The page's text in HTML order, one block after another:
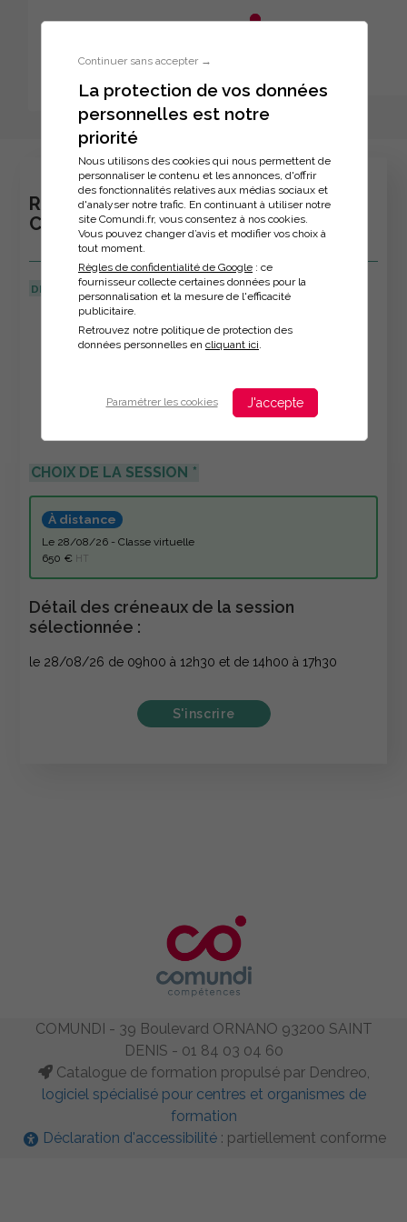
Continuer sans accepter →
La protection de vos données
personnelles est notre
priorité
Nous utilisons des cookies qui nous permettent de
personnaliser le contenu et les annonces, d'offrir
des fonctionnalités relatives aux médias sociaux et
d'analyser notre trafic. En continuant à utiliser notre
site Comundi.fr, vous consentez à nos cookies.
Vous pouvez changer d’avis et modifier vos choix à
tout moment.
Règles de confidentialité de Google : ce
fournisseur collecte certaines données pour la
personnalisation et la mesure de l'efficacité
publicitaire.
Retrouvez notre politique de protection des
données personnelles en cliquant ici
Paramétrer les cookies J'accepte
Inscription à la formation
REHABILITER LA SENSIBILITE COMME
COMPETENCE MANAGERIALE
DERNIÈRE MISE À JOUR :09/04/2026
Veuillez décrire votre situation
CHOIX DE LA SESSION
À distance
le 28/08/26 - Classe virtuelle
650 € HT
Détail des créneaux de la session
sélectionnée :
le 28/08/26 de 09h00 à 12h30 et de 14h00 à 17h30
S'inscrire
COMUNDI - 39 Boulevard ORNANO 93200 SAINT
DENIS - 01 84 03 04 60
Catalogue de formation propulsé par Dendreo,
logiciel spécialisé pour centres et organismes de
formation
Déclaration d'accessibilité : partiellement conforme